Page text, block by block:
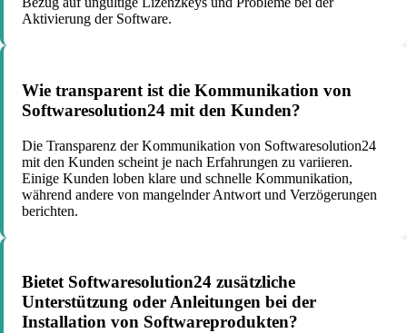
Aktivierung der Software.
Wie transparent ist die Kommunikation von
Softwaresolution24 mit den Kunden?
Die Transparenz der Kommunikation von Softwaresolution24
mit den Kunden scheint je nach Erfahrungen zu variieren.
Einige Kunden loben klare und schnelle Kommunikation,
während andere von mangelnder Antwort und Verzögerungen
berichten.
Bietet Softwaresolution24 zusätzliche
Unterstützung oder Anleitungen bei der
Installation von Softwareprodukten?